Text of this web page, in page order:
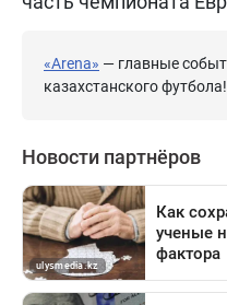
«Arena» — главные
казахстанского футбола!